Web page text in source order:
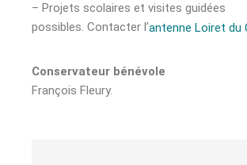
– Projets scolaires et visites guidées
possibles. Contacter l’antenne Loiret du
Conservateur bénévole
François Fleury.